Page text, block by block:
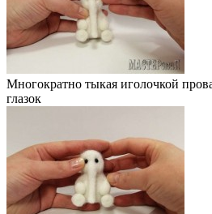
Многократно тыкая иголочкой
глазок